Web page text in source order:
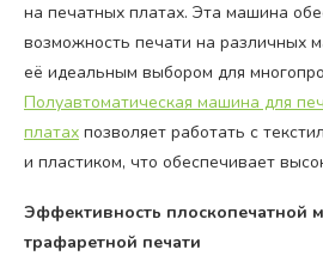
на печатных платах. Эта машина
возможность печати на различных
её идеальным выбором для
Полуавтоматическая машина для
платах позволяет работать с
и пластиком, что обеспечивает
Эффективность плоскопечатной
трафаретной печати